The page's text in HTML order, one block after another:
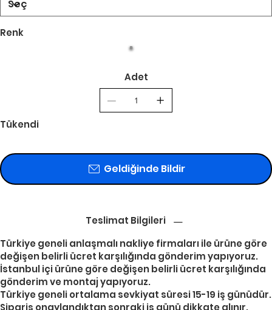
Renk
Adet
Tükendi
Geldiğinde Bildir
Teslimat Bilgileri
Türkiye geneli anlaşmalı nakliye firmaları ile ürüne göre
değişen belirli ücret karşılığında gönderim yapıyoruz.
İstanbul içi ürüne göre değişen belirli ücret karşılığında
gönderim ve montaj yapıyoruz.
Türkiye geneli ortalama sevkiyat süresi 15-19 iş günüdür.
Sipariş onaylandıktan sonraki iş günü dikkate alınır.